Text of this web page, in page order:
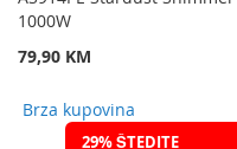
1000W
79,90 KM
Brza kupovina
29% ŠTEDITE